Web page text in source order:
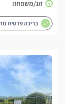
בריכה פרטית